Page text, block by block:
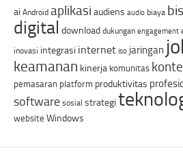
ai Android aplikasi audiens audio biaya
digital download dukungan engagement
inovasi integrasi internet iso jaringan
keamanan kinerja komunitas
pemasaran platform produktivitas
software sosial strategi
website Windows